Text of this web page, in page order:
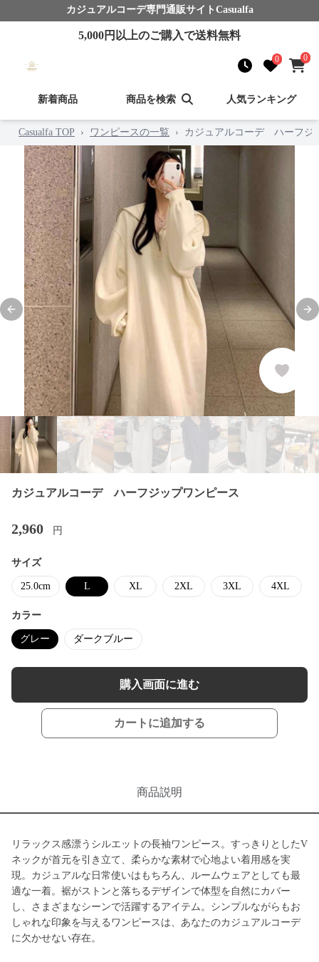
カジュアルコーデ専門通販サイト Casualfa
5,000円以上のご購入で送料無料
0 0
新着商品 商品を検索 人気ランキング
Casualfa TOP › ワンピースの一覧 › カジュアルコーデ ハーフジ
Previous slide
カジュアルコーデ ハーフジップワンピース
2,960 円
サイズ
25.0cm L XL 2XL 3XL 4XL
カラー
グレー ダークブルー
購入画面に進む
カートに追加する
商品説明
リラックス感漂うシルエットの長袖ワンピース。すっきりとしたV
ネックが首元を引き立て、柔らかな素材で心地よい着用感を実
現。カジュアルな日常使いはもちろん、ルームウェアとしても最
適な一着。裾がストンと落ちるデザインで体型を自然にカバー
し、さまざまなシーンで活躍するアイテム。シンプルながらもお
しゃれな印象を与えるワンピースは、あなたのカジュアルコーデ
に欠かせない存在。